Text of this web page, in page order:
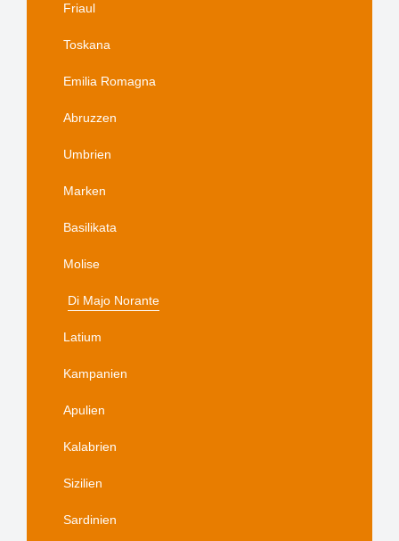
Friaul
Toskana
Emilia Romagna
Abruzzen
Umbrien
Marken
Basilikata
Molise
Di Majo Norante
Latium
Kampanien
Apulien
Kalabrien
Sizilien
Sardinien